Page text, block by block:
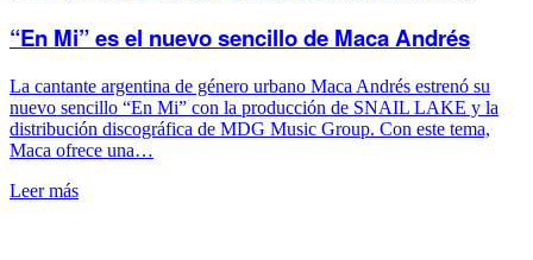
“En Mi” es el nuevo sencillo de Maca Andrés
La cantante argentina de género urbano Maca Andrés estrenó su
nuevo sencillo “En Mi” con la producción de SNAIL LAKE y la
distribución discográfica de MDG Music Group. Con este tema,
Maca ofrece una…
Leer más